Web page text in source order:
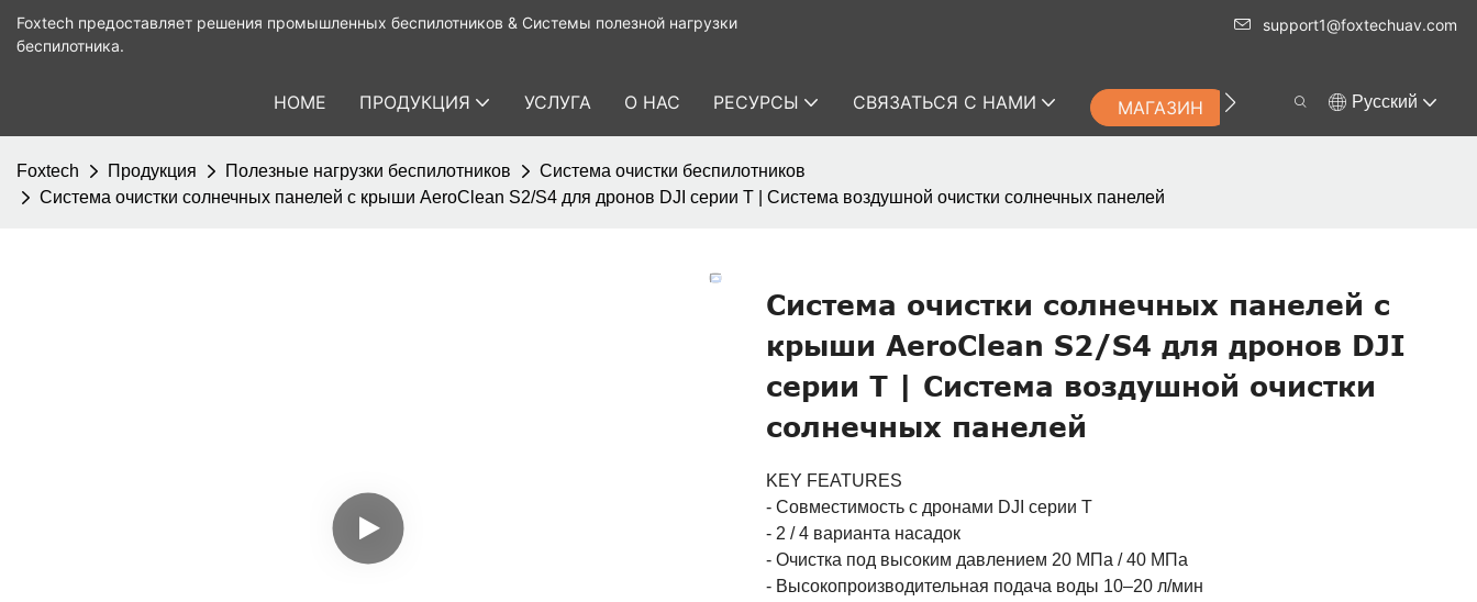
Foxtech предоставляет решения промышленных беспилотников & Системы полезной нагрузки
беспилотника.
support1@foxtechuav.com
HOME ПРОДУКЦИЯ УСЛУГА О НАС РЕСУРСЫ СВЯЗАТЬСЯ С НАМИ МАГАЗИН Pусский
Foxtech Продукция Полезные нагрузки беспилотников
Система очистки беспилотников
Система очистки солнечных панелей с крыши AeroClean S2/S4 для дронов DJI серии T | Система воздушной очистки солнечных панелей
Система очистки солнечных панелей с
крыши AeroClean S2/S4 для дронов DJI
серии T | Система воздушной очистки
солнечных панелей
KEY FEATURES
- Совместимость с дронами DJI серии T
- 2 / 4 варианта насадок
- Очистка под высоким давлением 20 МПа / 40 МПа
- Высокопроизводительная подача воды 10–20 л/мин